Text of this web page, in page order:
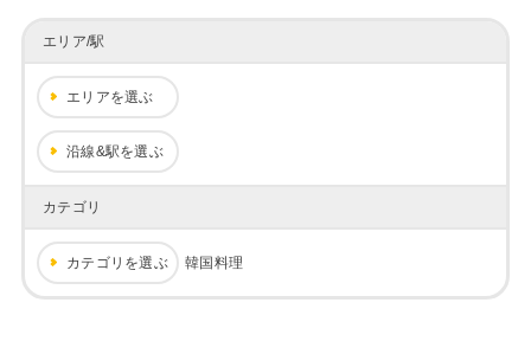
エリア/駅
エリアを選ぶ
沿線&駅を選ぶ
カテゴリ
カテゴリを選ぶ 韓国料理